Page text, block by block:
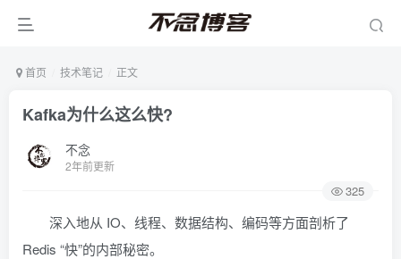
首页 技术笔记 正文
Kafka为什么这么快?
不念
2年前更新
325
深入地从 IO、线程、数据结构、编码等方面剖析了
Redis “快”的内部秘密。